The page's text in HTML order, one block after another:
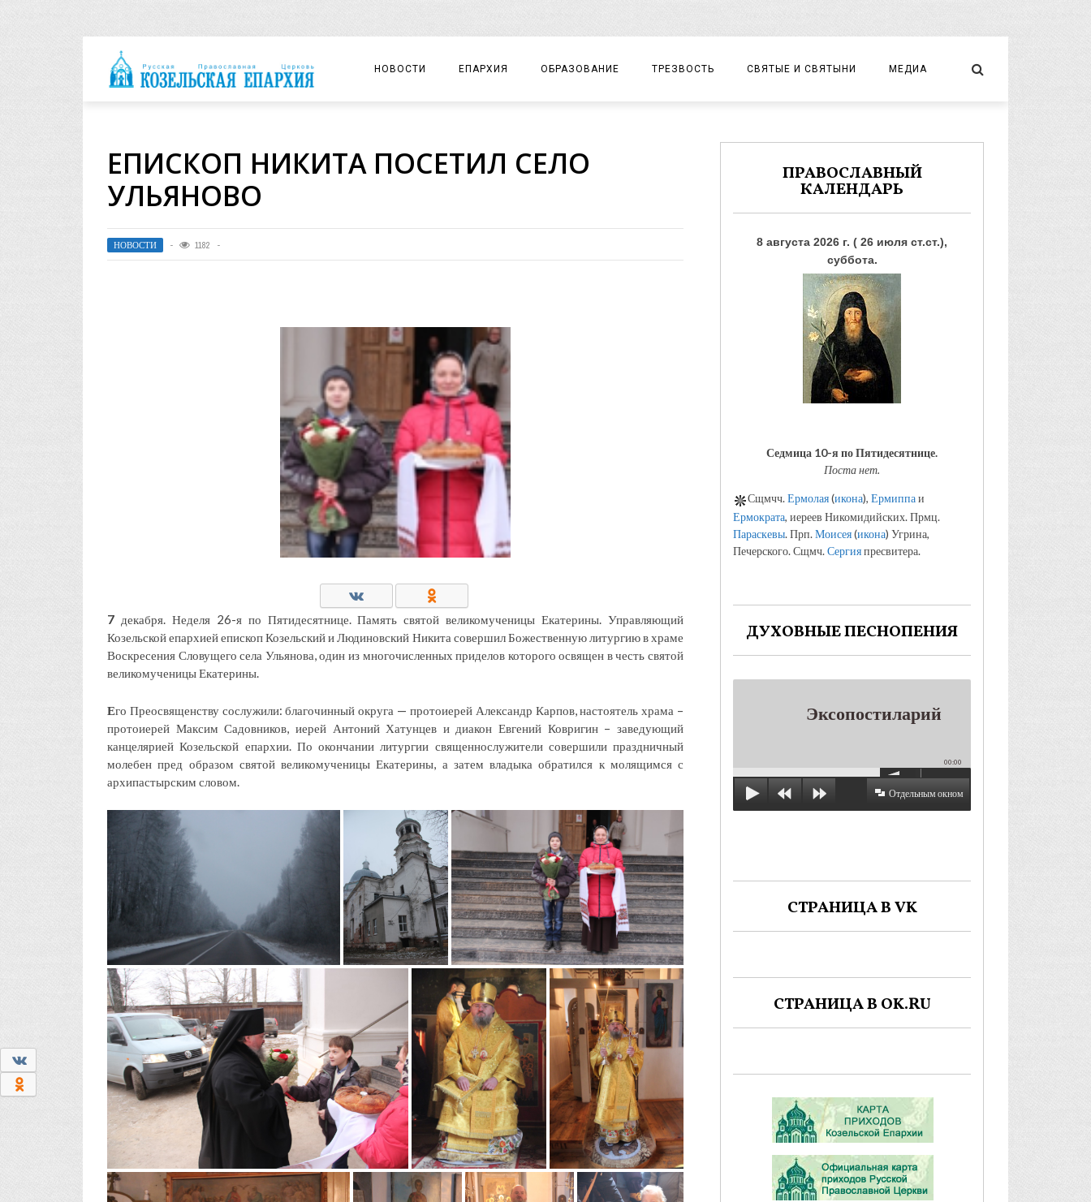
НОВОСТИ ЕПАРХИЯ
ЕПАРХИАЛЬНОЕ УПРАВЛЕНИЕ
ЕПАРХИАЛЬНЫЕ ОТДЕЛЫ
ДУХОВЕНСТВО
ХРАМЫ И МОНАСТЫРИ
МАТЕРИАЛЫ
КОНТАКТЫ/РЕКВИЗИТЫ
ОБРАЗОВАНИЕ
ЦЕНТР «ВОЗРОЖДЕНИЕ»
ТРЕЗВОСТЬ СВЯТЫЕ И СВЯТЫНИ МЕДИА
ФОТО
ЕПИСКОП НИКИТА ПОСЕТИЛ СЕЛО
УЛЬЯНОВО
НОВОСТИ 1182
7 декабря. Неделя 26-я по Пятидесятнице. Память святой великомученицы Екатерины. Управляющий
Козельской епархией епископ Козельский и Людиновский Никита совершил Божественную литургию в храме
Воскресения Словущего села Ульянова, один из многочисленных приделов которого освящен в честь святой
великомученицы Екатерины.
Его Преосвященству сослужили: благочинный округа — протоиерей Александр Карпов, настоятель храма –
протоиерей Максим Садовников, иерей Антоний Хатунцев и диакон Евгений Ковригин – заведующий
канцелярией Козельской епархии. По окончании литургии священнослужители совершили праздничный
молебен пред образом святой великомученицы Екатерины, а затем владыка обратился к молящимся с
архипастырским словом.
ПРАВОСЛАВНЫЙ
КАЛЕНДАРЬ
8 августа 2026 г. ( 26 июля ст.ст.),
суббота.
Седмица 10-я по Пятидесятнице.
Поста нет.
Сщмчч.Ермолая(икона), Ермиппаи
Ермократа, иереев Никомидийских. Прмц.
Параскевы. Прп.Моисея(икона) Угрина,
Печерского. Сщмч.Сергияпресвитера.
ДУХОВНЫЕ ПЕСНОПЕНИЯ
Эксопостиларий
00:00
Отдельным окном
СТРАНИЦА В VK
СТРАНИЦА В OK.RU